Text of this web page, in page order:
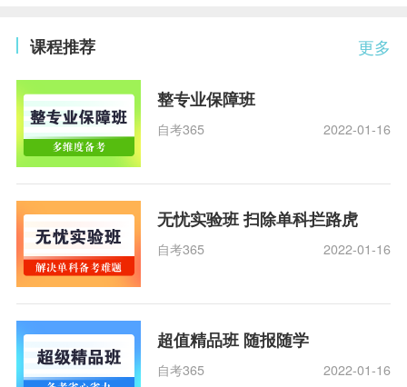
更多
课程推荐
整专业保障班
自考365 2022-01-16
无忧实验班 扫除单科拦路虎
自考365 2022-01-16
超值精品班 随报随学
自考365 2022-01-16